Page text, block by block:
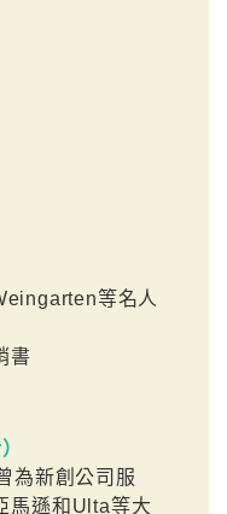
等名人
書
為新創公司服
馬遜和Ulta等大